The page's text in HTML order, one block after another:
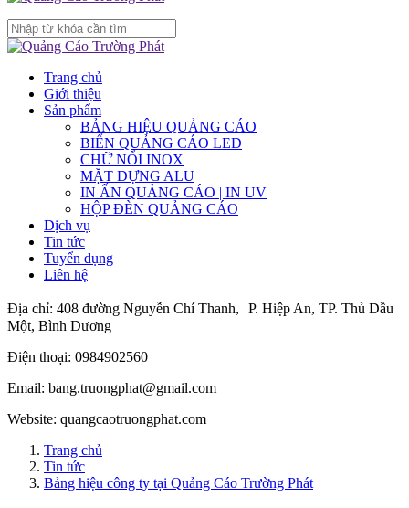
Trang chủ
Giới thiệu
Sản phẩm
BẢNG HIỆU QUẢNG CÁO
BIỂN QUẢNG CÁO LED
CHỮ NỔI INOX
MẶT DỰNG ALU
IN ẤN QUẢNG CÁO | IN UV
HỘP ĐÈN QUẢNG CÁO
Dịch vụ
Tin tức
Tuyển dụng
Liên hệ
Địa chỉ: 408 đường Nguyễn Chí Thanh, P. Hiệp An, TP. Thủ Dầu
Một, Bình Dương
Điện thoại: 0984902560
Email: bang.truongphat@gmail.com
Website: quangcaotruongphat.com
Trang chủ
Tin tức
Bảng hiệu công ty tại Quảng Cáo Trường Phát